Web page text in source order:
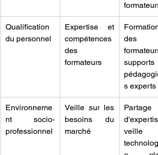
formateurs
Qualification
du personnel
Expertise et
compétences
des
formateurs
Formation
des
formateurs,
supports
s experts
Environneme
nt socio-
professionnel
Veille sur les
besoins du
marché
Partage
veille